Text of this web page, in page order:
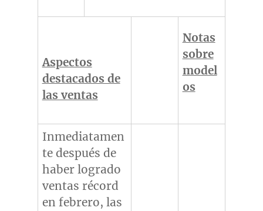
Aspectos
destacados de
las ventas
Notas
sobre
model
os
Inmediatamen
te después de
haber logrado
ventas récord
en febrero, las